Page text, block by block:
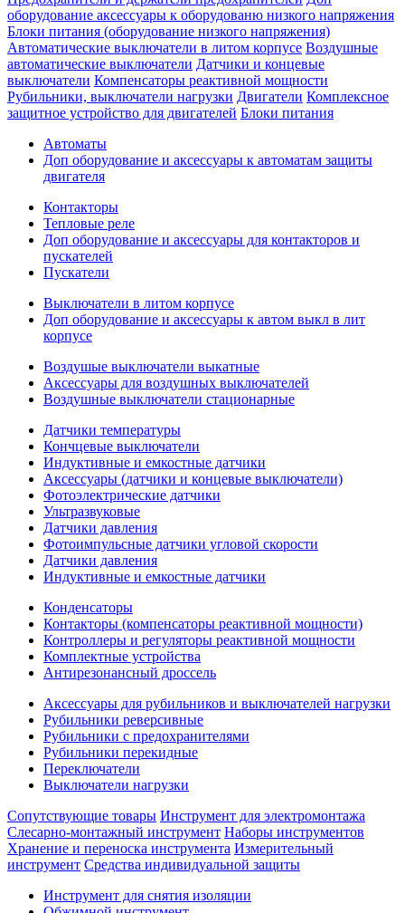
оборудование аксессуары к оборудованю низкого напряжения
Блоки питания (оборудование низкого напряжения)
Автоматические выключатели в литом корпусе Воздушные
автоматические выключатели Датчики и концевые
выключатели Компенсаторы реактивной мощности
Рубильники, выключатели нагрузки Двигатели Комплексное
защитное устройство для двигателей Блоки питания
Автоматы
Доп оборудование и аксессуары к автоматам защиты
двигателя
Контакторы
Тепловые реле
Доп оборудование и аксессуары для контакторов и
пускателей
Пускатели
Выключатели в литом корпусе
Доп оборудование и аксессуары к автом выкл в лит
корпусе
Воздушые выключатели выкатные
Аксессуары для воздушных выключателей
Воздушные выключатели стационарные
Датчики температуры
Кончцевые выключатели
Индуктивные и емкостные датчики
Аксессуары (датчики и концевые выключатели)
Фотоэлектрические датчики
Ультразвуковые
Датчики давления
Фотоимпульсные датчики угловой скорости
Датчики давления
Индуктивные и емкостные датчики
Конденсаторы
Контакторы (компенсаторы реактивной мощности)
Контроллеры и регуляторы реактивной мощности
Комплектные устройства
Антирезонансный дроссель
Аксессуары для рубильников и выключателей нагрузки
Рубильники реверсивные
Рубильники с предохранителями
Рубильники перекидные
Переключатели
Выключатели нагрузки
Сопутствующие товары Инструмент для электромонтажа
Слесарно-монтажный инструмент Наборы инструментов
Хранение и переноска инструмента Измерительный
инструмент Средства индивидуальной защиты
Инструмент для снятия изоляции